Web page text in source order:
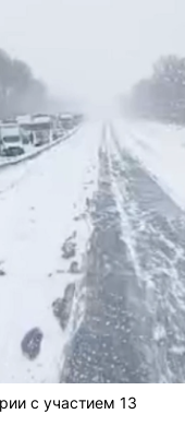
с участием 13